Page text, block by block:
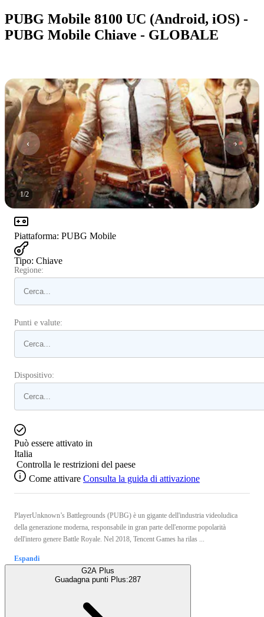
PUBG Mobile 8100 UC (Android, iOS) -
PUBG Mobile Chiave - GLOBALE
1/2
Piattaforma: PUBG Mobile
Tipo: Chiave
Regione:
Punti e valute:
Dispositivo:
Può essere attivato in
Italia
Controlla le restrizioni del paese
Come attivare Consulta la guida di attivazione
PlayerUnknown’s Battlegrounds (PUBG) è un gigante dell'industria videoludica
della generazione moderna, responsabile in gran parte dell'enorme popolarità
dell'intero genere Battle Royale. Nel 2018, Tencent Games ha rilas ...
Espandi
G2A Plus
Guadagna punti Plus:287